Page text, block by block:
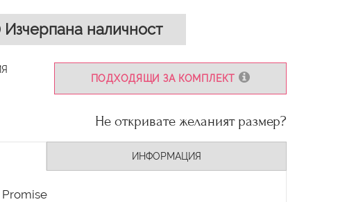
Изчерпана наличност
ПОДХОДЯЩИ ЗА КОМПЛЕКТ
Не откривате желаният размер?
ИНФОРМАЦИЯ
Promise